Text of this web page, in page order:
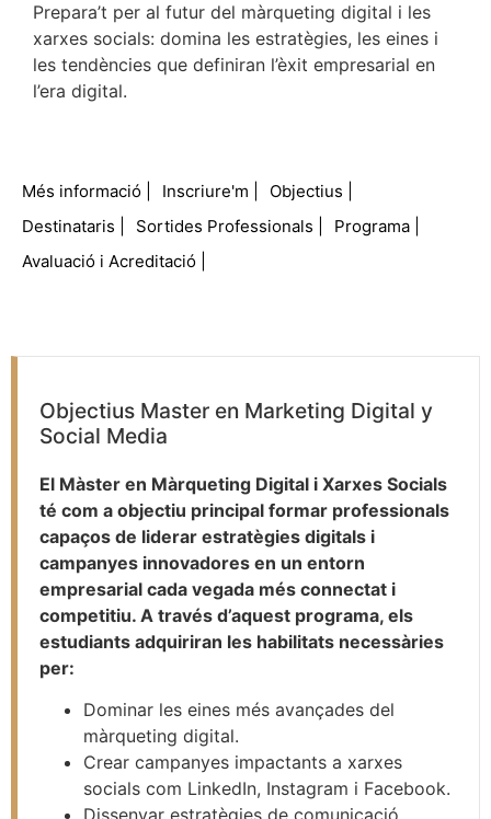
Prepara’t per al futur del màrqueting digital i les
xarxes socials: domina les estratègies, les eines i
les tendències que definiran l’èxit empresarial en
l’era digital.
Més informació Inscriure'm
Objectius
Destinataris
Sortides Professionals
Programa
Avaluació i Acreditació
Objectius Master en Marketing Digital y
Social Media
El Màster en Màrqueting Digital i Xarxes Socials
té com a objectiu principal formar professionals
capaços de liderar estratègies digitals i
campanyes innovadores en un entorn
empresarial cada vegada més connectat i
competitiu. A través d’aquest programa, els
estudiants adquiriran les habilitats necessàries
per:
Dominar les eines més avançades del
màrqueting digital.
Crear campanyes impactants a xarxes
socials com LinkedIn, Instagram i Facebook.